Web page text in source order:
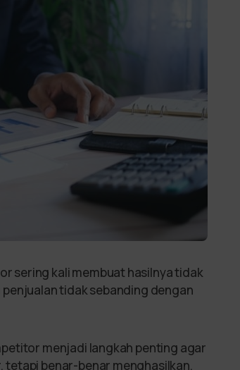
sering kali membuat hasilnya tidak
tidak sebanding dengan
menjadi langkah penting agar
tetapi benar-benar menghasilkan.